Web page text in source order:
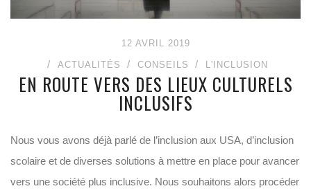
12 AVRIL 2019
ACTUALITÉS CONSEILS L'INCLUSION
EN ROUTE VERS DES LIEUX CULTURELS
INCLUSIFS
Nous vous avons déjà parlé de l’inclusion aux USA, d’inclusion
scolaire et de diverses solutions à mettre en place pour avancer
vers une société plus inclusive. Nous souhaitons alors procéder